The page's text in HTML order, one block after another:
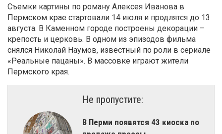
Съемки картины по роману Алексея Иванова в
Пермском крае стартовали 14 июля и продлятся до 13
августа. В Каменном городе построены декорации –
крепость и церковь. В одном из эпизодов фильма
снялся Николай Наумов, известный по роли в сериале
«Реальные пацаны». В массовке играют жители
Пермского края.
Не пропустите:
​В Перми появятся 43 киоска по